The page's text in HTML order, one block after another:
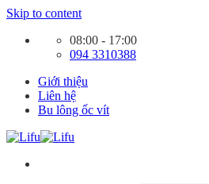
Skip to content
08:00 - 17:00
094 3310388
Giới thiệu
Liên hệ
Bu lông ốc vít